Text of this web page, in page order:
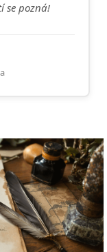
se pozná!